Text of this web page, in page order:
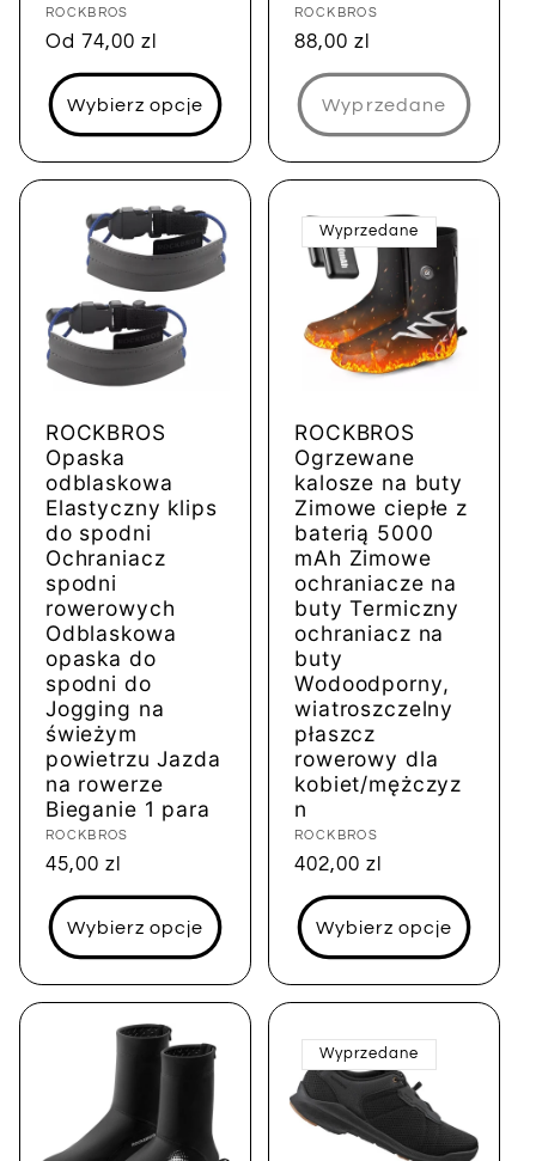
Dostawca:
ROCKBROS
Cena
regularna
Od 74,00 zl
Wybierz opcje
Dostawca:
ROCKBROS
Cena
regularna
88,00 zl
Wyprzedane
ROCKBROS
Opaska
odblaskowa
Elastyczny klips
do spodni
Ochraniacz
spodni
rowerowych
Odblaskowa
opaska do
spodni do
Jogging na
świeżym
powietrzu Jazda
na rowerze
Bieganie 1 para
Dostawca:
ROCKBROS
Cena
regularna
45,00 zl
Wybierz opcje
Wyprzedane
ROCKBROS
Ogrzewane
kalosze na buty
Zimowe ciepłe z
baterią 5000
mAh Zimowe
ochraniacze na
buty Termiczny
ochraniacz na
buty
Wodoodporny,
wiatroszczelny
płaszcz
rowerowy dla
kobiet/mężczyz
n
Dostawca:
ROCKBROS
Cena
regularna
402,00 zl
Wybierz opcje
Wyprzedane